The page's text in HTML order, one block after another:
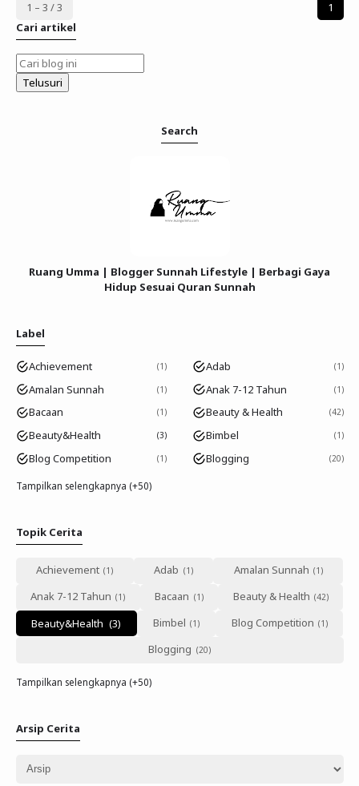
1 – 3 / 3
1
Cari artikel
Search
Ruang Umma | Blogger Sunnah Lifestyle | Berbagi Gaya
Hidup Sesuai Quran Sunnah
Label
Achievement 1 Adab 1
Amalan Sunnah 1 Anak 7-12 Tahun 1
Bacaan 1 Beauty & Health 42
Beauty&Health 3 Bimbel 1
Blog Competition 1 Blogging 20
Tampilkan selengkapnya (+50)
Topik Cerita
Achievement Adab
Amalan Sunnah
Anak 7-12 Tahun
Bacaan
Beauty & Health
Beauty&Health
Bimbel
Blog Competition
Blogging
Tampilkan selengkapnya (+50)
Arsip Cerita